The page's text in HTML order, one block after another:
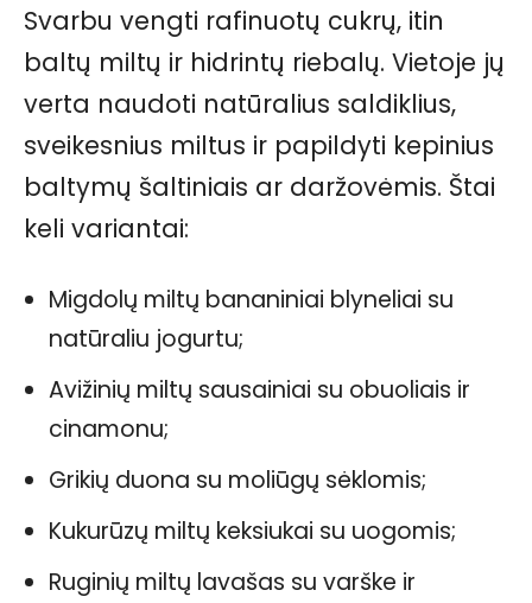
Svarbu vengti rafinuotų cukrų, itin
baltų miltų ir hidrintų riebalų. Vietoje jų
verta naudoti natūralius saldiklius,
sveikesnius miltus ir papildyti kepinius
baltymų šaltiniais ar daržovėmis. Štai
keli variantai:
Migdolų miltų bananiniai blyneliai su
natūraliu jogurtu;
Avižinių miltų sausainiai su obuoliais ir
cinamonu;
Grikių duona su moliūgų sėklomis;
Kukurūzų miltų keksiukai su uogomis;
Ruginių miltų lavašas su varške ir